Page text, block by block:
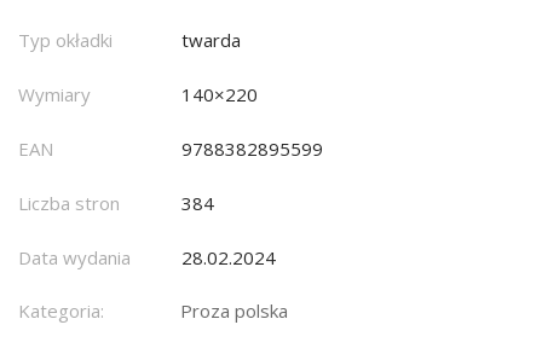
Typ okładki twarda
Wymiary 140×220
EAN 9788382895599
Liczba stron 384
Data wydania 28.02.2024
Kategoria: Proza polska